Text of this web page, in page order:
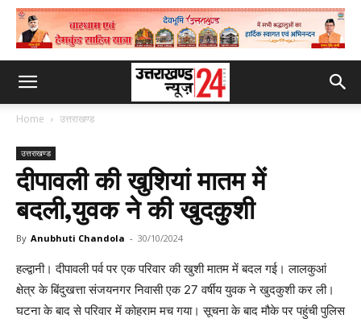
Home उत्तराखण्ड
उत्तराखण्ड
दीपावली की खुशियां मातम में
बदली,युवक ने की खुदकुुशी
By Anubhuti Chandola - 30/10/2024
हल्द्वानी। दीपावली पर्व पर एक परिवार की खुशी मातम में बदल गई। लालकुआं
क्षेत्र के बिंदुखत्ता संजयनगर निवासी एक 27 वर्षीय युवक ने खुदकुशी कर ली।
घटना के बाद से परिवार में कोहराम मच गया। सूचना के बाद मौके पर पहुंची पुलिस